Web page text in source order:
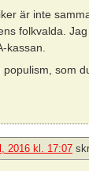
är inte
folkvalda.
kassan.
populism, som
2016 kl. 17:07